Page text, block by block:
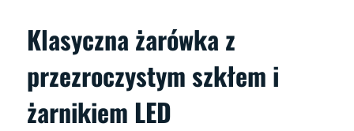
Klasyczna żarówka z
przezroczystym szkłem i
żarnikiem LED